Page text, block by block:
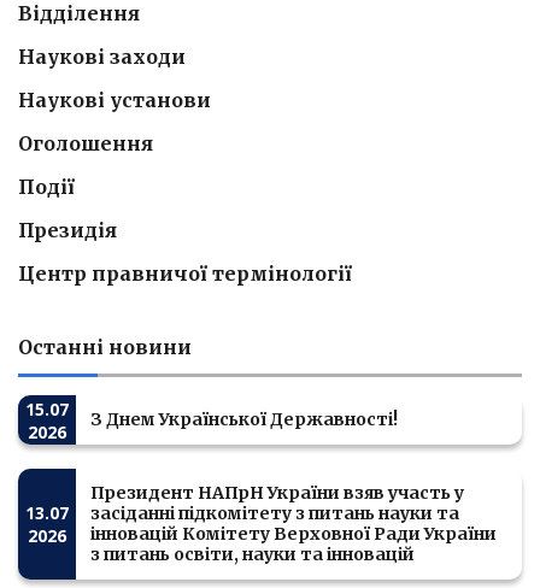
Відділення
Наукові заходи
Наукові установи
Оголошення
Події
Президія
Центр правничої термінології
Останні новини
15.07
2026
З Днем Української Державності!
13.07
2026
Президент НАПрН України взяв участь у
засіданні підкомітету з питань науки та
інновацій Комітету Верховної Ради України
з питань освіти, науки та інновацій